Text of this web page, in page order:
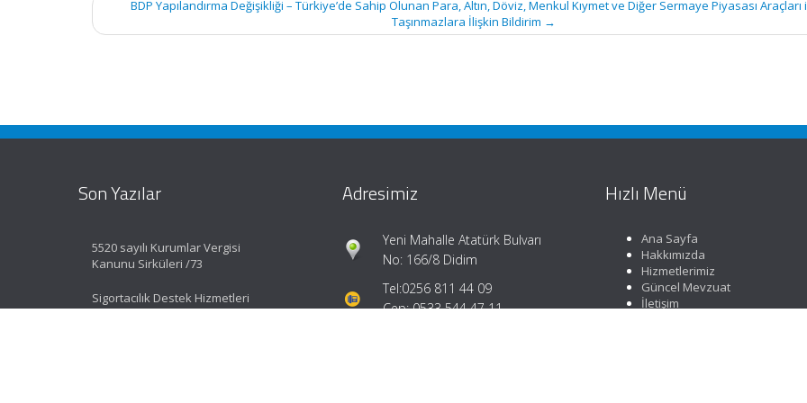
BDP Yapılandırma Değişikliği – Türkiye’de Sahip Olunan Para, Altın, Döviz, Menkul Kıymet ve Diğer Sermaye Piyasası Araçları
Taşınmazlara İlişkin Bildirim →
Son Yazılar
5520 sayılı Kurumlar Vergisi
Kanunu Sirküleri /73
Sigortacılık Destek Hizmetleri
Yönetmeliği Değişti
Adresimiz
Yeni Mahalle Atatürk Bulvarı
No: 166/8 Didim
Tel:0256 811 44 09
Cep: 0533 544 47 11
Hızlı Menü
Ana Sayfa
Hakkımızda
Hizmetlerimiz
Güncel Mevzuat
İletişim